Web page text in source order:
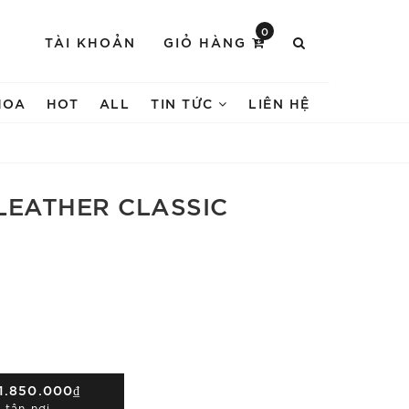
TÀI KHOẢN GIỎ HÀNG
0
HOT ALL TIN TỨC LIÊN HỆ
CLASSIC